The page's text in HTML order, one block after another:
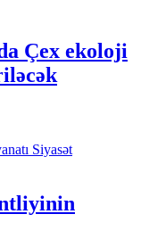
Çex ekoloji
Siyasət